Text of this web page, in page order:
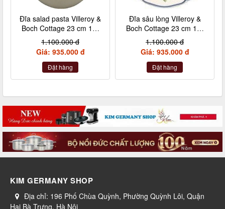
Đĩa salad pasta Villeroy &
Boch Cottage 23 cm 10-
1115-2695
1.100.000 đ
Giá: 935.000 đ
Đặt hàng
Đĩa sâu lòng Villeroy &
Boch Cottage 23 cm 10-
1115-2700
1.100.000 đ
Giá: 935.000 đ
Đặt hàng
KIM GERMANY SHOP
Địa chỉ: 196 Phố Chùa Quỳnh, Phường Quỳnh Lôi, Quận
Hai Bà Trưng, Hà Nội